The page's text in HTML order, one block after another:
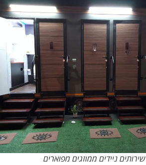
שירותים ניידים ממוזגים מפוארים